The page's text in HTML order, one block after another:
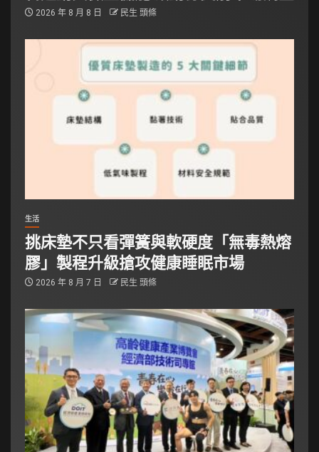
2026 年 8 月 8 日 民生 頭條
生活
挑床墊不只看彈簧與軟硬度「無毒熱熔
膠」製程升級搶攻健康睡眠市場
2026 年 8 月 7 日 民生 頭條